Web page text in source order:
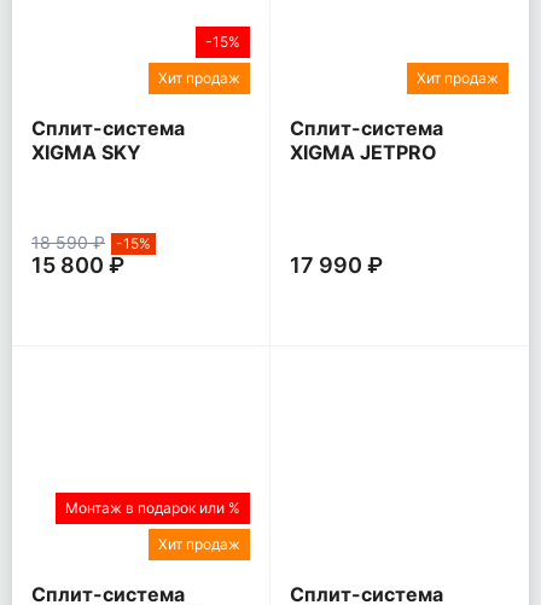
-15%
Хит продаж
Сплит-система
XIGMA SKY
18 590 ₽ -15%
15 800 ₽
Хит продаж
Сплит-система
XIGMA JETPRO
17 990 ₽
Монтаж в подарок или %
Хит продаж
Сплит-система
Сплит-система